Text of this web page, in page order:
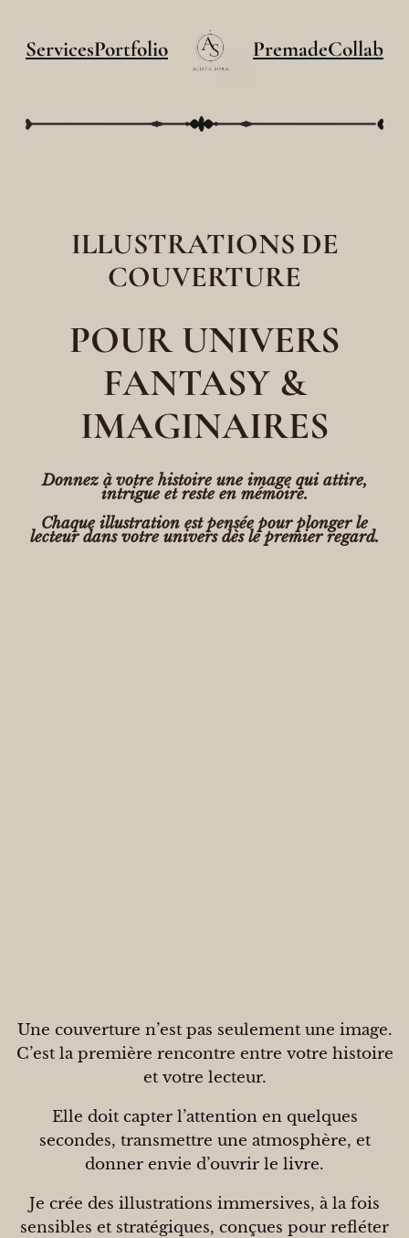
ServicesPortfolio PremadeCollab
ILLUSTRATIONS DE
COUVERTURE
POUR UNIVERS
FANTASY &
IMAGINAIRES
Donnez à votre histoire une image qui attire,
intrigue et reste en mémoire.
Chaque illustration est pensée pour plonger le
lecteur dans votre univers dès le premier regard.
Une couverture n’est pas seulement une image.
C’est la première rencontre entre votre histoire
et votre lecteur.
Elle doit capter l’attention en quelques
secondes, transmettre une atmosphère, et
donner envie d’ouvrir le livre.
Je crée des illustrations immersives, à la fois
sensibles et stratégiques, conçues pour refléter